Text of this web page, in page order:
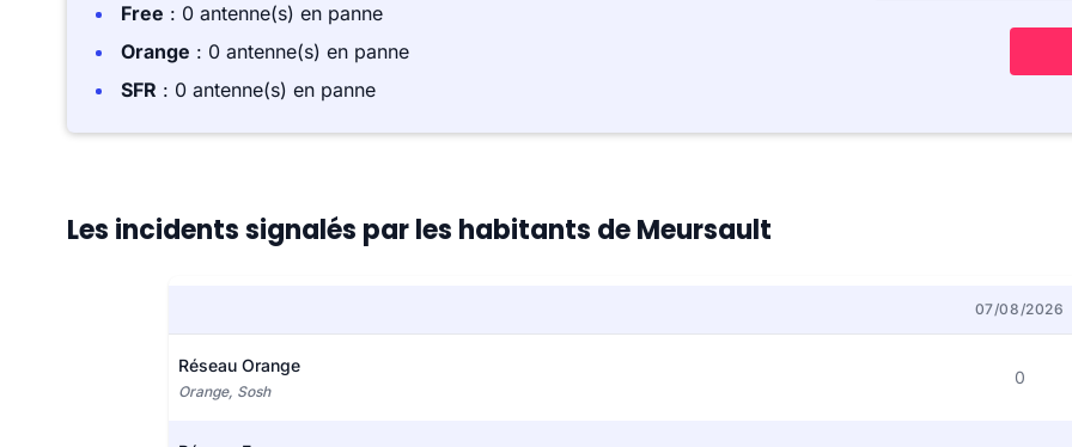
Free : 0 antenne(s) en panne
Orange : 0 antenne(s) en panne
SFR : 0 antenne(s) en panne
Les incidents signalés par les habitants de Meursault
07/08/2026
Réseau Orange
Orange, Sosh
0